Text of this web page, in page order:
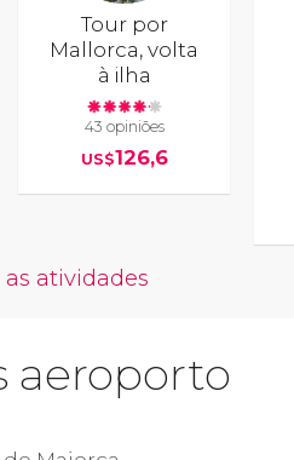
Tour por
Mallorca, volta
à ilha
43 opiniões
US$126,6
atividades
aeroporto